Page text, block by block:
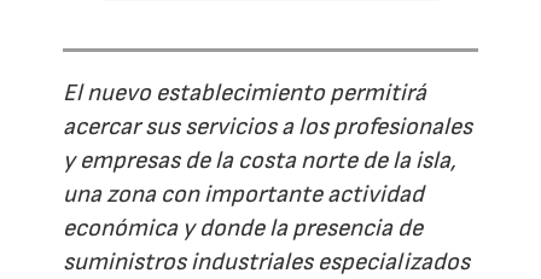
El nuevo establecimiento permitirá
acercar sus servicios a los profesionales
y empresas de la costa norte de la isla,
una zona con importante actividad
económica y donde la presencia de
suministros industriales especializados